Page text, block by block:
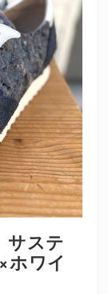
ステ
ワイ